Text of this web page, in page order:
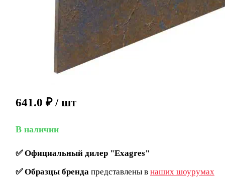
641.0 ₽ / шт
В наличии
✅Официальный дилер "Exagres"
✅Образцы брендапредставлены в наших шоурумах